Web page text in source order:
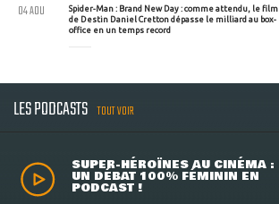
Spider-Man : Brand New Day : comme attendu, le film
de Destin Daniel Cretton dépasse le milliard au box-
office en un temps record
04 AOU
LES PODCASTS TOUT VOIR
SUPER-HÉROÏNES AU CINÉMA :
UN DÉBAT 100% FÉMININ EN
PODCAST !